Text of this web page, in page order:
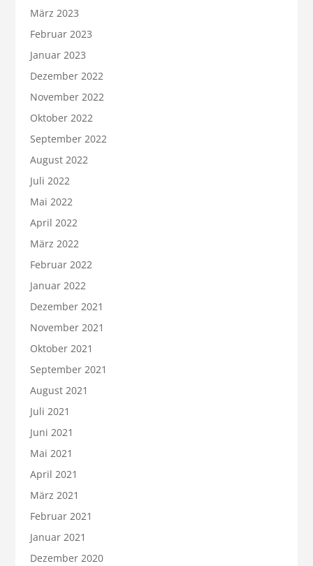
März 2023
Februar 2023
Januar 2023
Dezember 2022
November 2022
Oktober 2022
September 2022
August 2022
Juli 2022
Mai 2022
April 2022
März 2022
Februar 2022
Januar 2022
Dezember 2021
November 2021
Oktober 2021
September 2021
August 2021
Juli 2021
Juni 2021
Mai 2021
April 2021
März 2021
Februar 2021
Januar 2021
Dezember 2020